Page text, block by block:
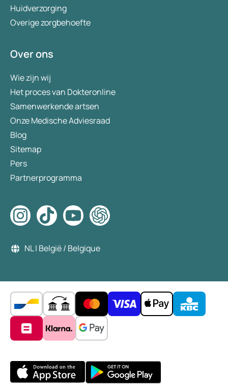
Huidverzorging
Overige zorgbehoefte
Over ons
Wie zijn wij
Het proces van Dokteronline
Samenwerkende artsen
Onze Medische Adviesraad
Blog
Sitemap
Pers
Partnerprogramma
NL | België / Belgique